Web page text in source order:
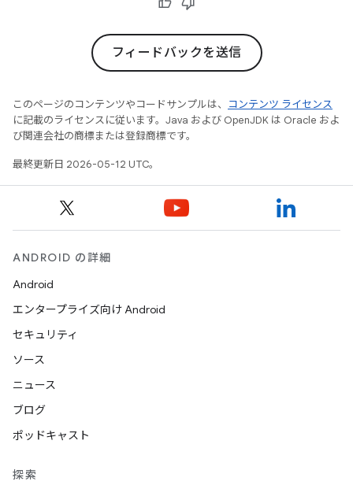
フィードバックを送信
このページのコンテンツやコードサンプルは、
コンテンツ ライセンス
に記載のライセンスに従います。Java および OpenJDK は Oracle およ
び関連会社の商標または登録商標です。
最終更新日 2026-05-12 UTC。
ANDROID の詳細
Android
エンタープライズ向け Android
セキュリティ
ソース
ニュース
ブログ
ポッドキャスト
探索